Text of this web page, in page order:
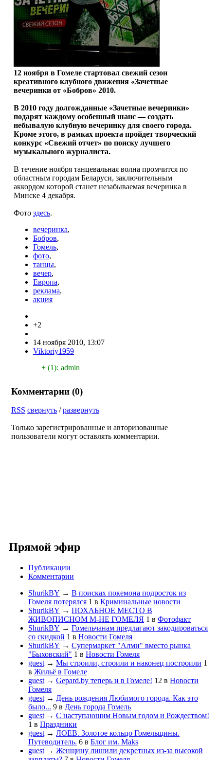
12 ноября в Гомеле стартовал свежий сезон
креативного клубного движения «Зачетные
вечеринки от «Бобров» 2010.
В 2010 году долгожданные «Зачетные вечеринки»
подарят каждому особенный шанс — создать
небывалую клубную вечеринку для своего города.
Кроме этого, в рамках проекта пройдет творческий
конкурс «Свежий отчет» по поиску лучшего
музыкального журналиста.
В течение ноября танцевальная волна промчится по
областным городам Беларуси, заключительным
аккордом которой станет незабываемая вечеринка в
Минске 4 декабря.
Фото здесь.
вечеринка,
Бобров,
Гомель,
фото,
танцы,
вечер,
Европа,
реклама,
акция
+2
14 ноября 2010, 13:07
Viktoriy1959
+ (1): admin
Комментарии (0)
RSS свернуть /развернуть
Только зарегистрированные и авторизованные
пользователи могут оставлять комментарии.
Прямой эфир
Публикации
Комментарии
ShurikBY → В поисках покемона подросток из
Гомеля потерялся 1 в Криминальные новости
ShurikBY → ПОХАБНОЕ МЕСТО В
ЖИВОПИСНОМ М-НЕ ГОМЕЛЯ 1 в Фотофакт
ShurikBY → Гомельчанам предлагают закодироваться
со скидкой 1 в Новости Гомеля
ShurikBY → Супермаркет "Алми" вместо рынка
"Быховский" 1 в Новости Гомеля
guest → Мы строили, строили и наконец построили 1
в Жильё в Гомеле
guest → Gepard.by теперь и в Гомеле! 12 в Новости
Гомеля
guest → День рождения Любимого города. Как это
было... 9 в День города Гомель
guest → С наступающим Новым годом и Рождеством!
1 в Праздники
guest → ЛОЕВ. Золотое кольцо Гомельщины.
Путеводитель. 6 в Блог им. Maks
guest → Женщину лишили декретных из-за высокой